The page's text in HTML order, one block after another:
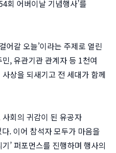
회 어버이날 기념행사’를
어갈 오늘’이라는 주제로 열린
, 유관기관 관계자 등 1천여
상을 되새기고 전 세대가 함께
회의 귀감이 된 유공자
. 이어 참석자 모두가 마음을
’ 퍼포먼스를 진행하며 행사의